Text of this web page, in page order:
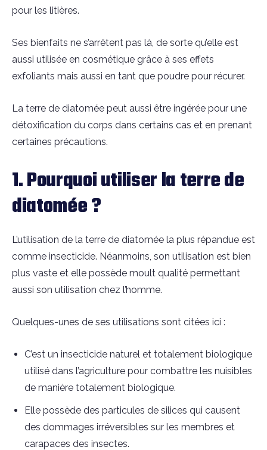
pour les litières.
Ses bienfaits ne s’arrêtent pas là, de sorte qu’elle est
aussi utilisée en cosmétique grâce à ses effets
exfoliants mais aussi en tant que poudre pour récurer.
La terre de diatomée peut aussi être ingérée pour une
détoxification du corps dans certains cas et en prenant
certaines précautions.
1. Pourquoi utiliser la terre de
diatomée ?
L’utilisation de la terre de diatomée la plus répandue est
comme insecticide. Néanmoins, son utilisation est bien
plus vaste et elle possède moult qualité permettant
aussi son utilisation chez l’homme.
Quelques-unes de ses utilisations sont citées ici :
C’est un insecticide naturel et totalement biologique
utilisé dans l’agriculture pour combattre les nuisibles
de manière totalement biologique.
Elle possède des particules de silices qui causent
des dommages irréversibles sur les membres et
carapaces des insectes.